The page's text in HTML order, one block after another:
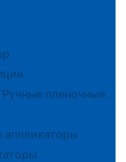
пленочные